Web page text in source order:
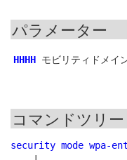
パラメーター
HHHH モビリティドメイ
コマンドツリー
security mode wpa-